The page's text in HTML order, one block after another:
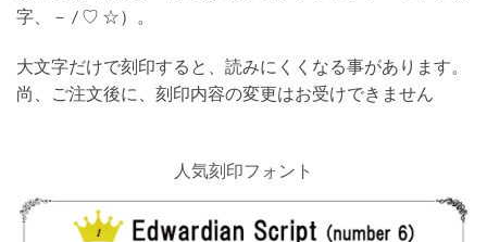
字、－ / ♡ ☆）。
大文字だけで刻印すると、読みにくくなる事があります。
尚、ご注文後に、刻印内容の変更はお受けできません
人気刻印フォント